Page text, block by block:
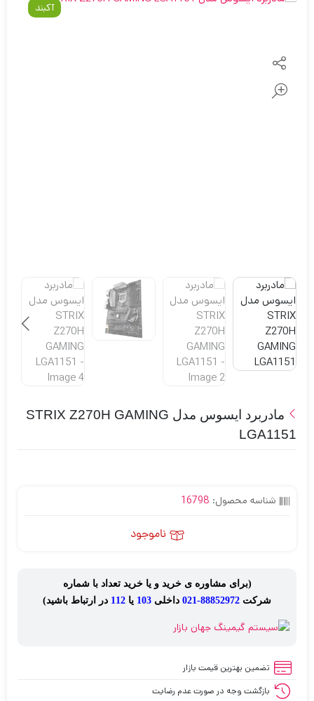
آکبند
مادربرد ايسوس مدل STRIX Z270H GAMING
LGA1151
شناسه محصول: 16798
ناموجود
(برای مشاوره ی خرید و یا خرید تعداد با شماره
شرکت 88852972-021 داخلی 103 یا 112 در ارتباط باشید)
تضمین بهترین قیمت بازار
بازگشت وجه در صورت عدم رضایت